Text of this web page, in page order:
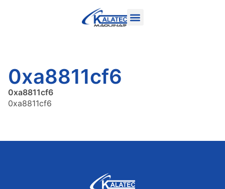
0xa8811cf6
0xa8811cf6
0xa8811cf6